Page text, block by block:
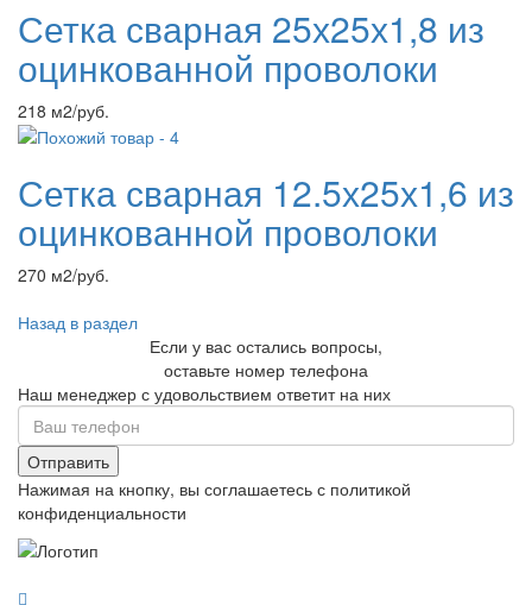
Сетка сварная 25х25х1,8 из
оцинкованной проволоки
218 м2/руб.
Сетка сварная 12.5х25х1,6 из
оцинкованной проволоки
270 м2/руб.
Назад в раздел
Если у вас остались вопросы,
оставьте номер телефона
Наш менеджер с удовольствием ответит на них
Отправить
Нажимая на кнопку, вы соглашаетесь с политикой
конфиденциальности